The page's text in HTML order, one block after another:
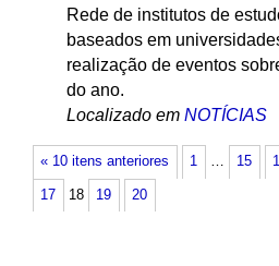
Rede de institutos de
baseados em
realização de eventos
do ano.
Localizado em NOTÍCIAS
« 10 itens anteriores 1 … 15
17 18 19 20